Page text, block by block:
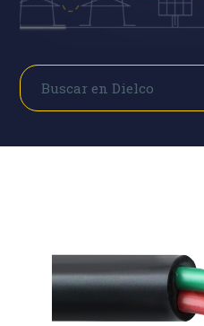
Buscar
Buscar